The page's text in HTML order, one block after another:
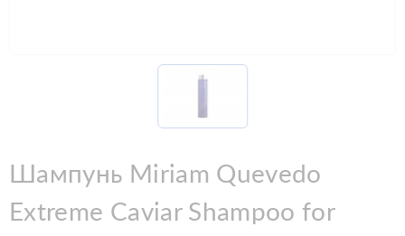
Шампунь Miriam Quevedo
Extreme Caviar Shampoo for